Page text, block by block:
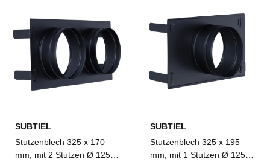
SUBTIEL
Stutzenblech 325 x 170
mm, mit 2 Stutzen Ø 125
SUBTIEL
Stutzenblech 325 x 195
mm, mit 1 Stutzen Ø 125